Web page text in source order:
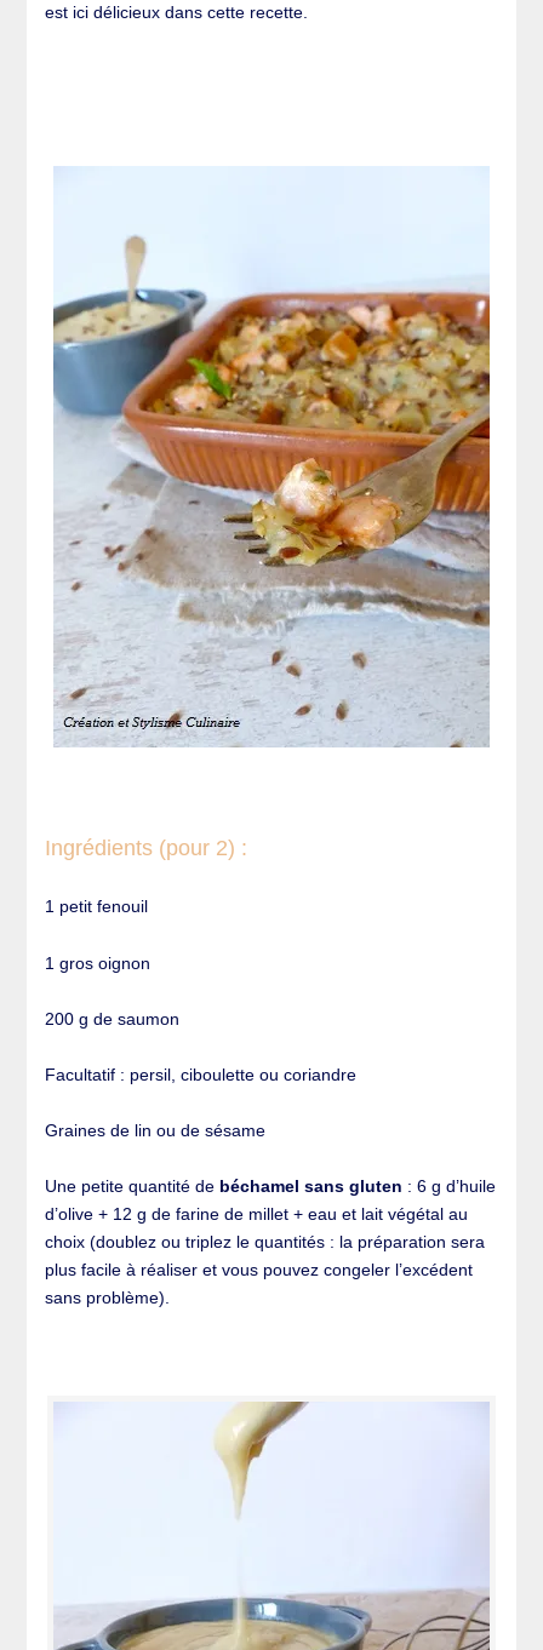
est ici délicieux dans cette recette.
Ingrédients (pour 2) :
1 petit fenouil
1 gros oignon
200 g de saumon
Facultatif : persil, ciboulette ou coriandre
Graines de lin ou de sésame
Une petite quantité de béchamel sans gluten : 6 g d’huile
d’olive + 12 g de farine de millet + eau et lait végétal au
choix (doublez ou triplez le quantités : la préparation sera
plus facile à réaliser et vous pouvez congeler l’excédent
sans problème).